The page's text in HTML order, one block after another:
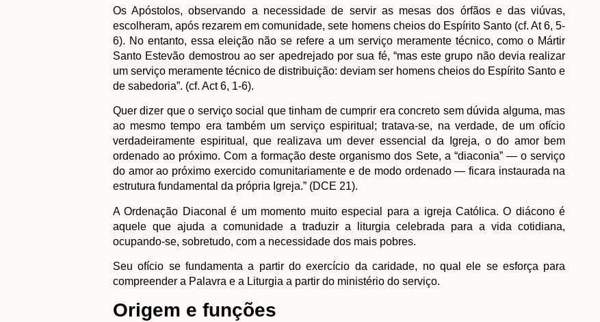
Os Apóstolos, observando a necessidade de servir as mesas dos órfãos e das viúvas,
escolheram, após rezarem em comunidade, sete homens cheios do Espírito Santo (cf. At 6, 5-
6). No entanto, essa eleição não se refere a um serviço meramente técnico, como o Mártir
Santo Estevão demostrou ao ser apedrejado por sua fé, “mas este grupo não devia realizar
um serviço meramente técnico de distribuição: deviam ser homens cheios do Espírito Santo e
de sabedoria”. (cf. Act 6, 1-6).
Quer dizer que o serviço social que tinham de cumprir era concreto sem dúvida alguma, mas
ao mesmo tempo era também um serviço espiritual; tratava-se, na verdade, de um ofício
verdadeiramente espiritual, que realizava um dever essencial da Igreja, o do amor bem
ordenado ao próximo. Com a formação deste organismo dos Sete, a “diaconia” — o serviço
do amor ao próximo exercido comunitariamente e de modo ordenado — ficara instaurada na
estrutura fundamental da própria Igreja.” (DCE 21).
A Ordenação Diaconal é um momento muito especial para a igreja Católica. O diácono é
aquele que ajuda a comunidade a traduzir a liturgia celebrada para a vida cotidiana,
ocupando-se, sobretudo, com a necessidade dos mais pobres.
Seu ofício se fundamenta a partir do exercício da caridade, no qual ele se esforça para
compreender a Palavra e a Liturgia a partir do ministério do serviço.
Origem e funções